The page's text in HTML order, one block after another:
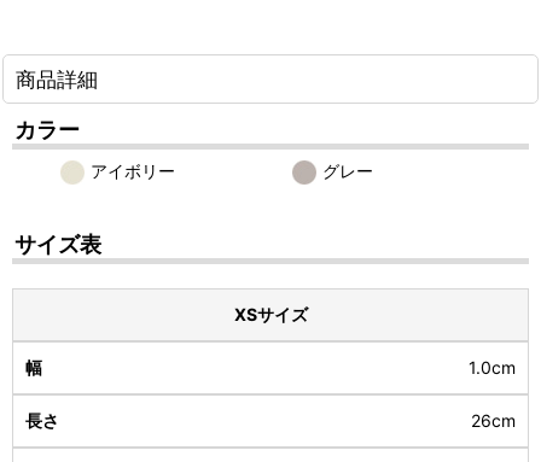
商品詳細
カラー
アイボリー グレー
サイズ表
XSサイズ
1.0cm
26cm